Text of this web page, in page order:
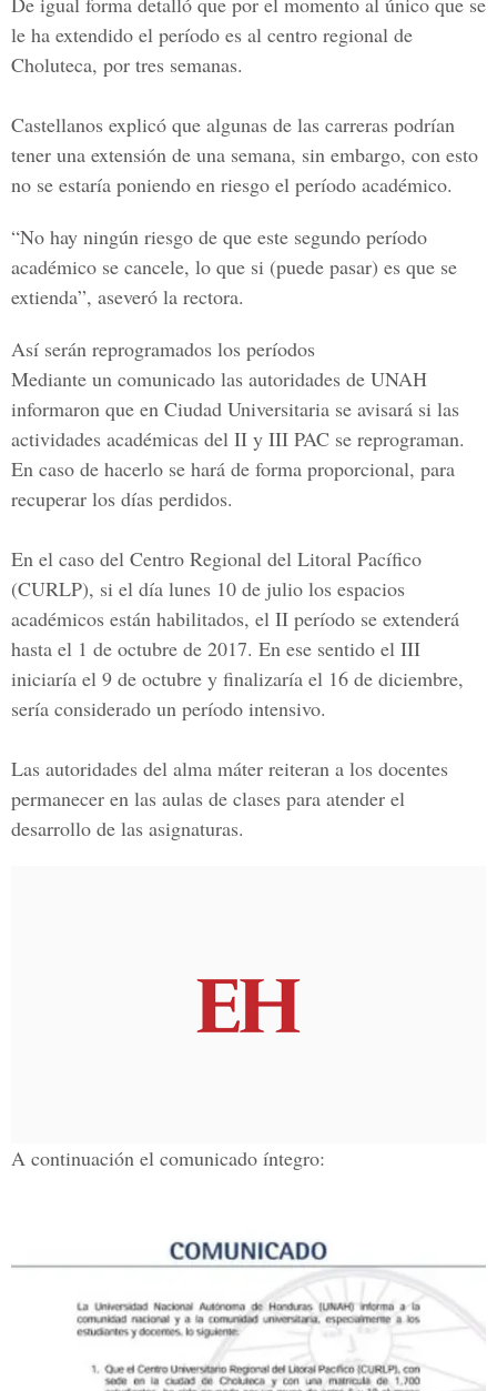
le ha extendido el período es al centro regional de
Choluteca, por tres semanas.
Castellanos explicó que algunas de las carreras podrían
tener una extensión de una semana, sin embargo, con esto
no se estaría poniendo en riesgo el período académico.
“No hay ningún riesgo de que este segundo período
académico se cancele, lo que si (puede pasar) es que se
extienda”, aseveró la rectora.
Así serán reprogramados los períodos
Mediante un comunicado las autoridades de UNAH
informaron que en Ciudad Universitaria se avisará si las
actividades académicas del II y III PAC se reprograman.
En caso de hacerlo se hará de forma proporcional, para
recuperar los días perdidos.
En el caso del Centro Regional del Litoral Pacífico
(CURLP), si el día lunes 10 de julio los espacios
académicos están habilitados, el II período se extenderá
hasta el 1 de octubre de 2017. En ese sentido el III
iniciaría el 9 de octubre y finalizaría el 16 de diciembre,
sería considerado un período intensivo.
Las autoridades del alma máter reiteran a los docentes
permanecer en las aulas de clases para atender el
desarrollo de las asignaturas.
A continuación el comunicado íntegro: